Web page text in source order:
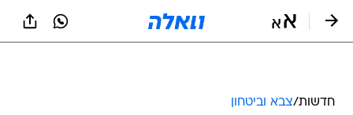
חדשות/צבא וביטחון